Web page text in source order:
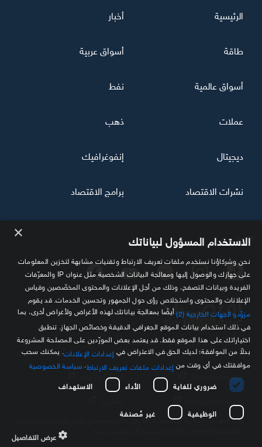
تابعنا
مصدرك الموثوق للمعلومة الاقتصادية
الرئيسية أخبار
طاقة أسواق عربية
أسواق عالمية نفط
عملات ذهب
ديجيتال إنفوغرافيك
نشرات الاقتصاد برامج الاقتصاد
سياسة الخصوصية الشروط والأحكام
كافة العلامات التجارية الخاصة بـ SKY وكل ما تتضمنه من حقوق الملكية الفكرية هي
× الاستخدام المسؤول لبياناتك
نحن وشركاؤنا نستخدم ملفات تعريف الارتباط وتقنيات مشابهة لتخزين المعلومات
على جهازك والوصول إليها ومعالجة البيانات الشخصية مثل عنوان IP والمعرّفات
الفريدة وبيانات التصفح، وذلك من أجل الإعلانات والمحتوى المخصّصين وقياس
الإعلانات والمحتوى واستخلاص رؤى حول الجمهور وتحسين الخدمات. قد يقوم
مزوّدو الجهات الخارجية (2)
أيضًا بمعالجة بياناتك لهذه الأغراض ولأغراض أخرى، بما
في ذلك استخدام بيانات الموقع الجغرافي الدقيقة وخصائص الجهاز. تنطبق
اختياراتك على هذا الموقع فقط. قد يعتمد بعض المورّدين على المصلحة المشروعة
بدلاً من الموافقة؛ لديك الحق في الاعتراض في إعدادات الإعلانات . يمكنك سحب
موافقتك في أي وقت من إعدادات ملفات تعريف الارتباط سياسة الخصوصية
ضروري للغاية
الأداء الاستهداف
الوظيفية غير مُصنفة
عرض التفاصيل